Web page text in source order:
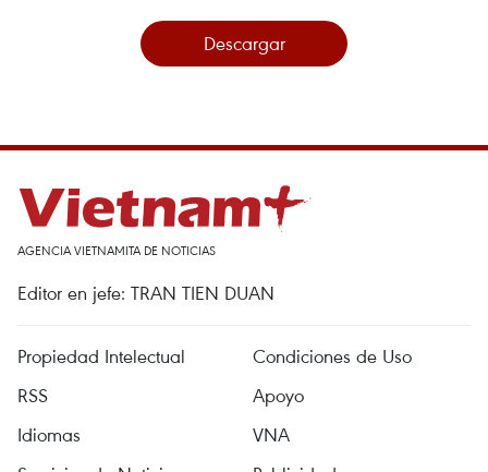
Descargar
AGENCIA VIETNAMITA DE NOTICIAS
Editor en jefe: TRAN TIEN DUAN
Propiedad Intelectual
Condiciones de Uso
RSS
Apoyo
Idiomas
VNA